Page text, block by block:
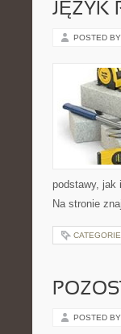
JĘZYK
POSTED
podstawy, jak
Na stronie
POSTED